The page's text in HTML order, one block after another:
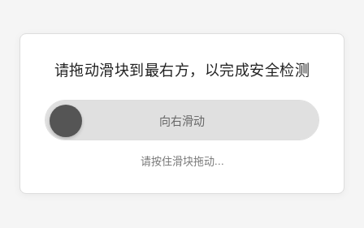
请拖动滑块到最右方，以完成安全检测
向右滑动
请按住滑块拖动...